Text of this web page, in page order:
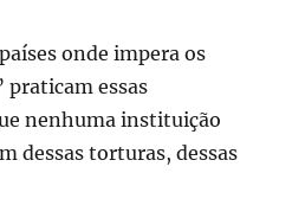
onde impera os
praticam essas
nenhuma instituição
dessas torturas, dessas